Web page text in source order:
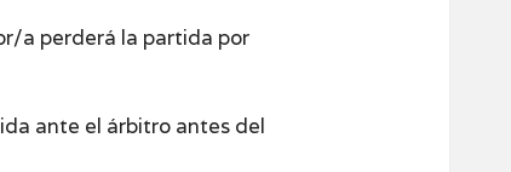
a perderá la partida por
ante el árbitro antes del